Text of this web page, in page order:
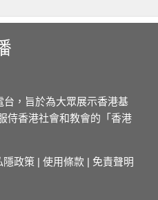
台，旨於為大眾展示香港基
侍香港社會和教會的「香港
隱政策 | 使用條款 | 免責聲明